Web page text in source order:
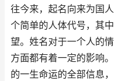
往今来，起名向来为国
个简单的人体代号，其
望。姓名对于一个人的
方面都有着一定的影响
的一生命运的全部信息